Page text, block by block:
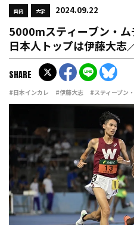
国内 大学 2024.09.22
5000mスティーブン・
日本人トップは伊藤大志
#日本インカレ #伊藤大志 #スティーブン
SHARE